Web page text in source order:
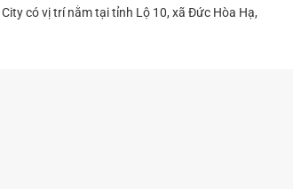
City có vị trí nằm tại tỉnh Lộ 10, xã Đức Hòa Hạ,